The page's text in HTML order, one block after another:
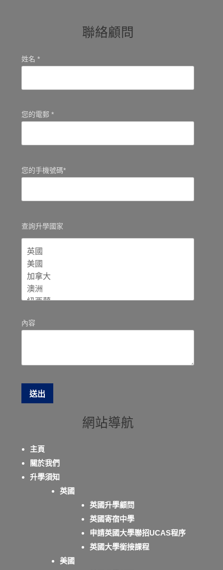
聯絡顧問
姓名 *
您的電郵 *
您的手機號碼*
查詢升學國家
內容
網站導航
主頁
關於我們
升學須知
英國
英國升學顧問
英國寄宿中學
申請英國大學聯招UCAS程序
英國大學銜接課程
美國